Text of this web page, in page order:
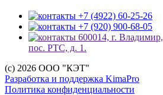
+7 (4922) 60-25-26
+7 (920) 900-68-05
600014, г. Владимир,
пос. РТС, д. 1.
(c) 2026 ООО "КЭТ"
Разработка и поддержка KimaPro
Политика конфиденциальности